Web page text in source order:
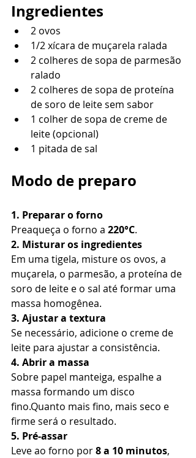
Ingredientes
2 ovos
1/2 xícara de muçarela ralada
2 colheres de sopa de parmesão
ralado
2 colheres de sopa de proteína
de soro de leite sem sabor
1 colher de sopa de creme de
leite (opcional)
1 pitada de sal
Modo de preparo
1. Preparar o forno
Preaqueça o forno a 220°C.
2. Misturar os ingredientes
Em uma tigela, misture os ovos, a
muçarela, o parmesão, a proteína de
soro de leite e o sal até formar uma
massa homogênea.
3. Ajustar a textura
Se necessário, adicione o creme de
leite para ajustar a consistência.
4. Abrir a massa
Sobre papel manteiga, espalhe a
massa formando um disco
fino.Quanto mais fino, mais seco e
firme será o resultado.
5. Pré-assar
Leve ao forno por 8 a 10 minutos,